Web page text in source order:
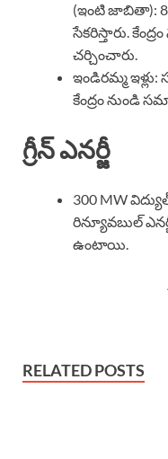
(ఇంటి జాబితా):
సేకరిస్తారు.
చర్చించారు.
ఇండిరమ్మ ఇళ్లు:
కేంద్రం నుండి
గ్రీన్ ఎనర్జీ
300 MW
రిన్యూవబుల్
ఉంటాయి.
RELATED POSTS